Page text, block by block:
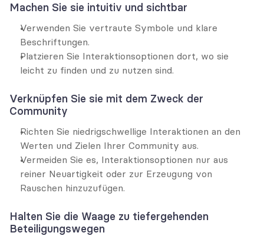
Machen Sie sie intuitiv und sichtbar
Verwenden Sie vertraute Symbole und klare
Beschriftungen.
Platzieren Sie Interaktionsoptionen dort, wo sie
leicht zu finden und zu nutzen sind.
Verknüpfen Sie sie mit dem Zweck der
Community
Richten Sie niedrigschwellige Interaktionen an den
Werten und Zielen Ihrer Community aus.
Vermeiden Sie es, Interaktionsoptionen nur aus
reiner Neuartigkeit oder zur Erzeugung von
Rauschen hinzuzufügen.
Halten Sie die Waage zu tiefergehenden
Beteiligungswegen